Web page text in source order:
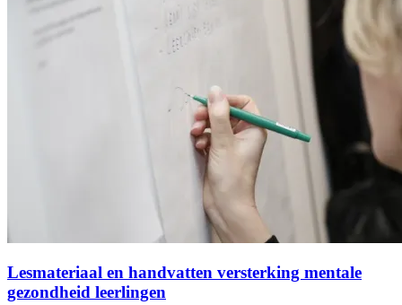
Lesmateriaal en handvatten versterking mentale
gezondheid leerlingen